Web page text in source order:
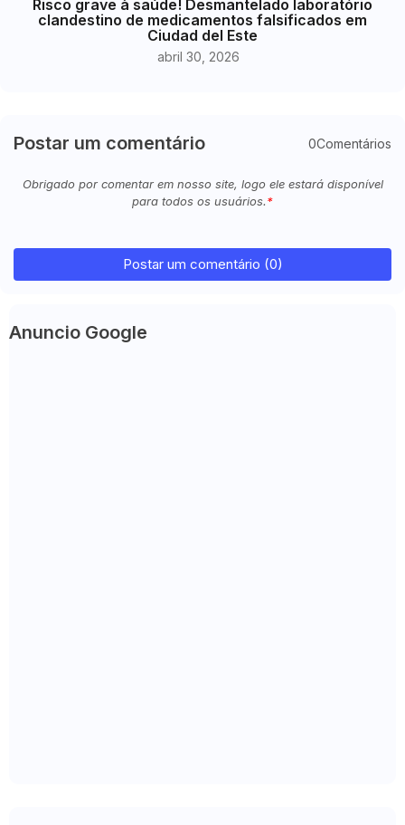
Risco grave à saúde! Desmantelado laboratório
clandestino de medicamentos falsificados em
Ciudad del Este
abril 30, 2026
Postar um comentário 0Comentários
Obrigado por comentar em nosso site, logo ele estará disponível
para todos os usuários.
Postar um comentário (0)
Anuncio Google